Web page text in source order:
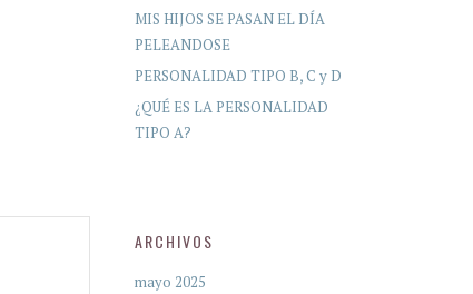
MIS HIJOS SE PASAN EL DÍA
PELEANDOSE
PERSONALIDAD TIPO B, C y D
¿QUÉ ES LA PERSONALIDAD
TIPO A?
ARCHIVOS
mayo 2025